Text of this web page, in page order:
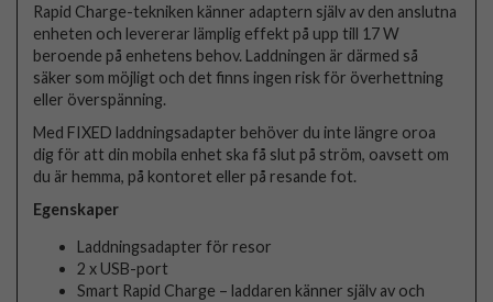
Rapid Charge-tekniken känner adaptern själv av den anslutna
enheten och levererar lämplig effekt på upp till 17 W
beroende på enhetens behov. Laddningen är därmed så
säker som möjligt och det finns ingen risk för överhettning
eller överspänning.
Med FIXED laddningsadapter behöver du inte längre oroa
dig för att din mobila enhet ska få slut på ström, oavsett om
du är hemma, på kontoret eller på resande fot.
Egenskaper
Laddningsadapter för resor
2 x USB-port
Smart Rapid Charge – laddaren känner själv av och